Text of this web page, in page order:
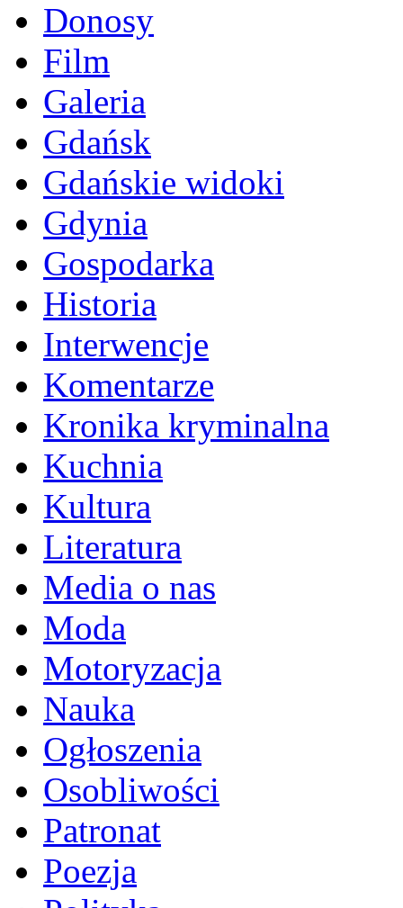
Donosy
Film
Galeria
Gdańsk
Gdańskie widoki
Gdynia
Gospodarka
Historia
Interwencje
Komentarze
Kronika kryminalna
Kuchnia
Kultura
Literatura
Media o nas
Moda
Motoryzacja
Nauka
Ogłoszenia
Osobliwości
Patronat
Poezja